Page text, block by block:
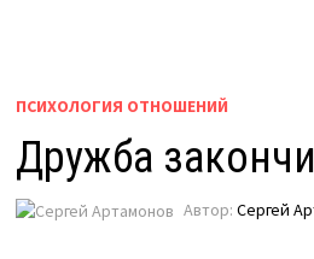
ПСИХОЛОГИЯ ОТНОШЕНИЙ
Дружба
Автор: Сергей